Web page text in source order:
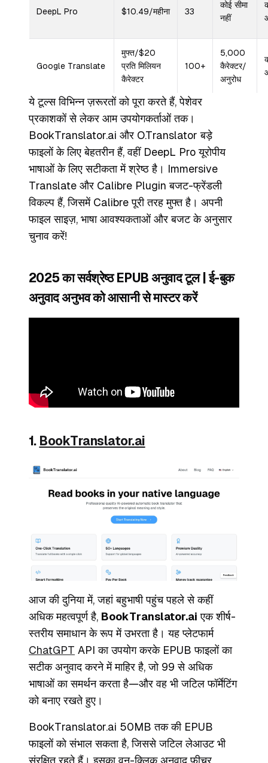
DeepL Pro $10.49/महीना 33
कोई सीमा
नहीं
Google Translate
मुफ्त/$20
प्रति मिलियन
कैरेक्टर
100+
5,000
कैरेक्टर/
अनुरोध
ये टूल्स विभिन्न ज़रूरतों को पूरा करते हैं, पेशेवर
प्रकाशकों से लेकर आम उपयोगकर्ताओं तक।
BookTranslator.ai और O.Translator बड़े
फाइलों के लिए बेहतरीन हैं, वहीं DeepL Pro यूरोपीय
भाषाओं के लिए सटीकता में श्रेष्ठ है। Immersive
Translate और Calibre Plugin बजट-फ्रेंडली
विकल्प हैं, जिसमें Calibre पूरी तरह मुफ्त है। अपनी
फाइल साइज़, भाषा आवश्यकताओं और बजट के अनुसार
चुनाव करें!
2025 का सर्वश्रेष्ठ EPUB अनुवाद टूल | ई-बुक
अनुवाद अनुभव को आसानी से मास्टर करें
1. BookTranslator.ai
आज की दुनिया में, जहां बहुभाषी पहुंच पहले से कहीं
अधिक महत्वपूर्ण है, BookTranslator.ai एक शीर्ष-
स्तरीय समाधान के रूप में उभरता है। यह प्लेटफार्म
ChatGPT API का उपयोग करके EPUB फाइलों का
सटीक अनुवाद करने में माहिर है, जो 99 से अधिक
भाषाओं का समर्थन करता है—और वह भी जटिल फॉर्मेटिंग
को बनाए रखते हुए।
BookTranslator.ai 50MB तक की EPUB
फाइलों को संभाल सकता है, जिससे जटिल लेआउट भी
संरक्षित रहते हैं। इसका वन-क्लिक अनुवाद फीचर